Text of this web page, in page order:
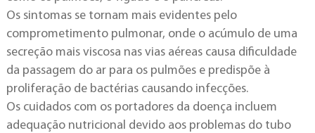
Os sintomas se tornam mais evidentes pelo
comprometimento pulmonar, onde o acúmulo de uma
secreção mais viscosa nas vias aéreas causa dificuldade
da passagem do ar para os pulmões e predispõe à
proliferação de bactérias causando infecções.
Os cuidados com os portadores da doença incluem
adequação nutricional devido aos problemas do tubo